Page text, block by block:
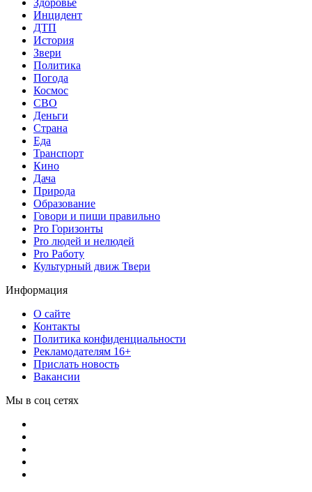
Инцидент
ДТП
История
Звери
Политика
Погода
Космос
СВО
Деньги
Страна
Еда
Транспорт
Кино
Дача
Природа
Образование
Говори и пиши правильно
Pro Горизонты
Pro людей и нелюдей
Pro Работу
Культурный движ Твери
Информация
О сайте
Контакты
Политика конфиденциальности
Рекламодателям 16+
Прислать новость
Вакансии
Мы в соц сетях